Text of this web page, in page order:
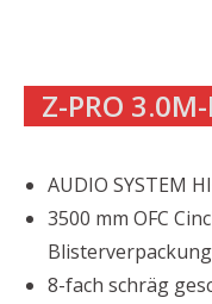
Z-PRO
AUDIO SYSTEM
3500 mm OFC
Blisterverpackung
8-fach schräg